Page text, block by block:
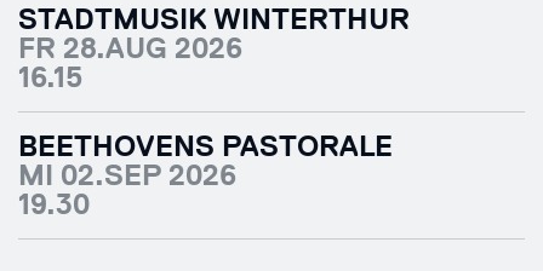
STADTMUSIK WINTERTHUR
FR 28.AUG 2026
16.15
BEETHOVENS PASTORALE
MI 02.SEP 2026
19.30